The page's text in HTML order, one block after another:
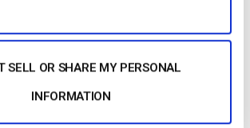
SELL OR SHARE MY PERSONAL
INFORMATION
vivoin questi modi è un metodo chiave
dei clienti e dei dipendenti.
di prodotti e software più importanti.
simili a concerti rock, con migliaia di fan